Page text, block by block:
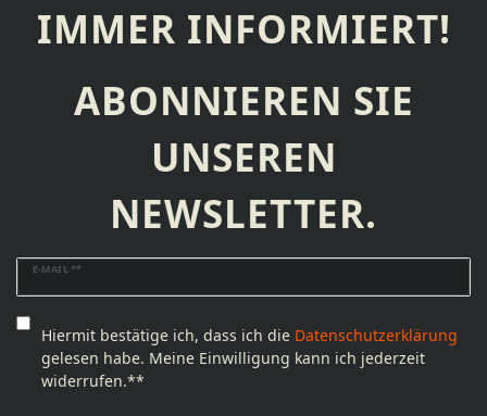
IMMER INFORMIERT!
ABONNIEREN SIE
UNSEREN
NEWSLETTER.
E-MAIL **
Newsletter
Honig
Hiermit bestätige ich, dass ich die Daten­schutz­erklärung
gelesen habe. Meine Einwilligung kann ich jederzeit
widerrufen.**